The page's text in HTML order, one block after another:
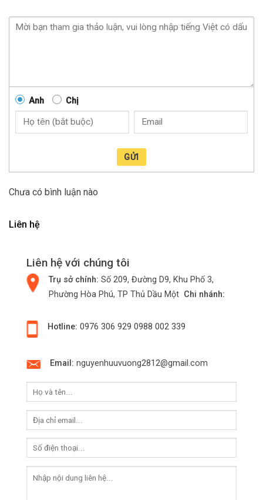
Anh Chị
GỬI
Chưa có bình luận nào
Liên hệ
Liên hệ với chúng tôi
Trụ sở chính: Số 209, Đường D9, Khu Phố 3,
Phường Hòa Phú, TP Thủ Dầu Một Chi nhánh:
Hotline: 0976 306 929 0988 002 339
Email: nguyenhuuvuong2812@gmail.com